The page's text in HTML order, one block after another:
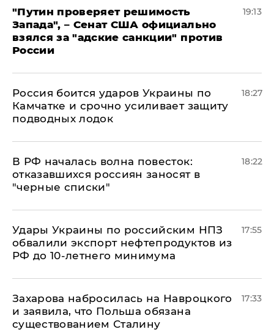
"Путин проверяет решимость
Запада", – Сенат США официально
взялся за "адские санкции" против
России
19:13
Россия боится ударов Украины по
Камчатке и срочно усиливает защиту
подводных лодок
18:27
​В РФ началась волна повесток:
отказавшихся россиян заносят в
"черные списки"
18:22
Удары Украины по российским НПЗ
обвалили экспорт нефтепродуктов из
РФ до 10-летнего минимума
17:55
​Захарова набросилась на Навроцкого
и заявила, что Польша обязана
существованием Сталину
17:33